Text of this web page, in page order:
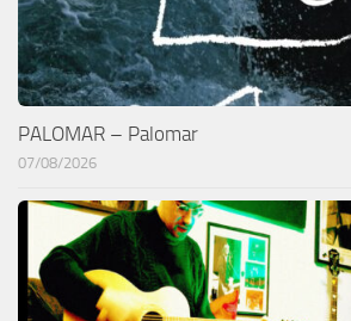
PALOMAR – Palomar
07/08/2026